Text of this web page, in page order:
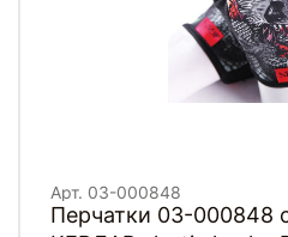
Арт. 03-000848
Перчатки 03-000848